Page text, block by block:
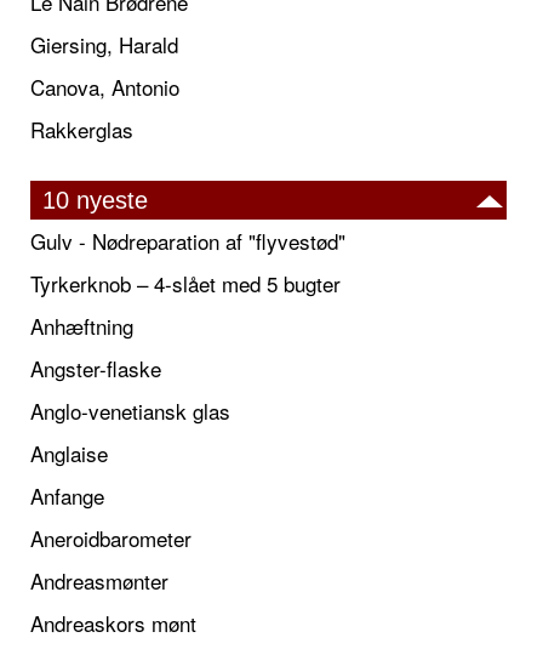
Giersing, Harald
Canova, Antonio
Rakkerglas
10 nyeste
Gulv - Nødreparation af "flyvestød"
Tyrkerknob – 4-slået med 5 bugter
Anhæftning
Angster-flaske
Anglo-venetiansk glas
Anglaise
Anfange
Aneroidbarometer
Andreasmønter
Andreaskors mønt